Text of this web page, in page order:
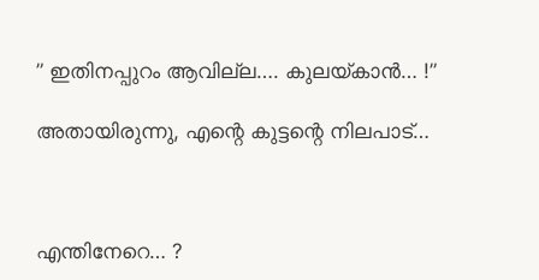
” ഇതിനപ്പുറം ആവില്ല…. കുലയ്കാൻ… !”
അതായിരുന്നു, എന്റെ കുട്ടന്റെ നിലപാട്…
എന്തിനേറെ… ?